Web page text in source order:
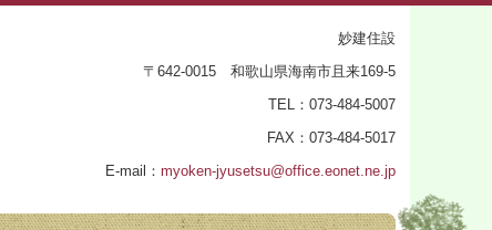
妙建住設
〒642-0015 和歌山県海南市且来169-5
TEL：073-484-5007
FAX：073-484-5017
E-mail： myoken-jyusetsu@office.eonet.ne.jp